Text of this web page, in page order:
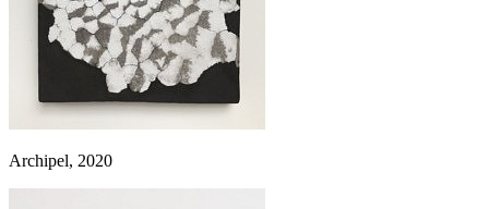
Archipel, 2020